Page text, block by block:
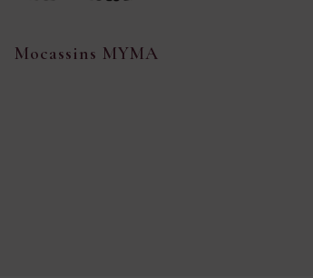
Mocassins MYMA